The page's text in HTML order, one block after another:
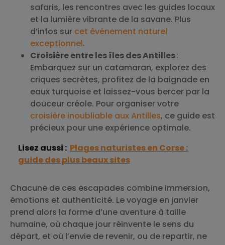
safaris, les rencontres avec les guides locaux
et la lumière vibrante de la savane. Plus
d’infos sur cet événement naturel
exceptionnel.
Croisière entre les îles des Antilles:
Embarquez sur un catamaran, explorez des
criques secrètes, profitez de la baignade en
eaux turquoise et laissez-vous bercer par la
douceur créole. Pour organiser votre
croisière inoubliable aux Antilles, ce guide est
précieux pour une expérience optimale.
Lisez aussi : Plages naturistes en Corse :
guide des plus beaux sites
Chacune de ces escapades combine immersion,
émotions et authenticité. Le voyage en janvier
prend alors la forme d’une aventure à taille
humaine, où chaque jour réinvente le sens du
départ, et où l’envie de revenir, ou de repartir, ne